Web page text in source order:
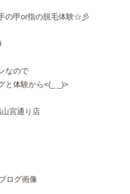
の甲or指の脱毛体験☆彡
なので
と体験から<(_ _)>
宮通り店